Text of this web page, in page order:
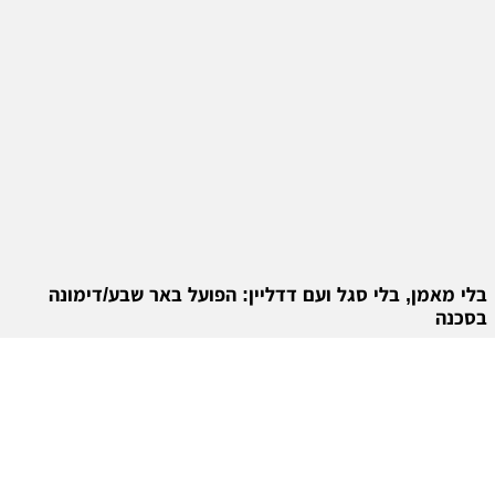
בלי מאמן, בלי סגל ועם דדליין: הפועל באר שבע/דימונה
בסכנה